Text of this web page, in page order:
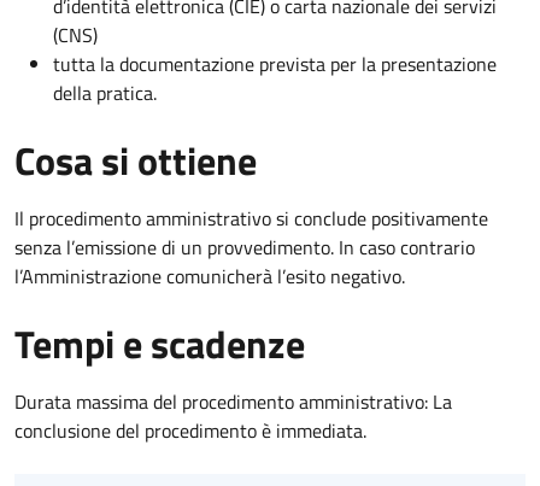
d’identità elettronica (CIE) o carta nazionale dei servizi
(CNS)
tutta la documentazione prevista per la presentazione
della pratica.
Cosa si ottiene
Il procedimento amministrativo si conclude positivamente
senza l’emissione di un provvedimento. In caso contrario
l’Amministrazione comunicherà l’esito negativo.
Tempi e scadenze
Durata massima del procedimento amministrativo: La
conclusione del procedimento è immediata.